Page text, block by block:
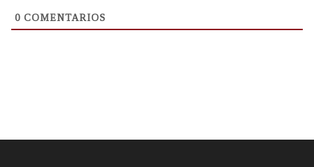
0 COMENTARIOS